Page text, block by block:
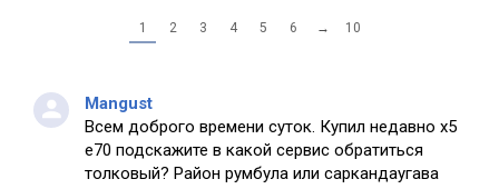
1 2 3 4 5 6 → 10
Mangust
Всем доброго времени суток. Купил недавно х5
е70 подскажите в какой сервис обратиться
толковый? Район румбула или саркандаугава